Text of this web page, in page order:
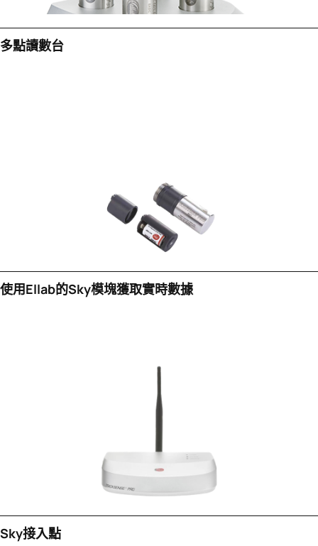
多點讀數台
使用Ellab的sky模塊獲取實時數據
Sky接入點